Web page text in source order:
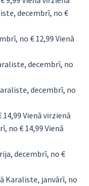
decembrī, no €
no € 12,99 Vienā
decembrī, no
decembrī, no
Vienā virzienā
no € 14,99 Vienā
decembrī, no €
Karaliste, janvārī, no